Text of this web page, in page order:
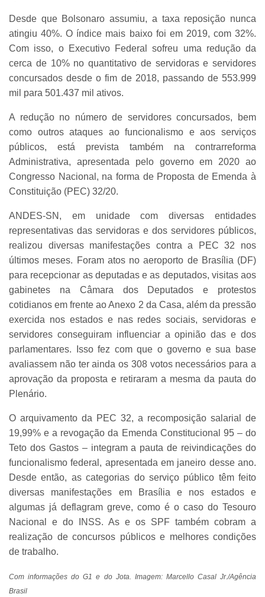
Desde que Bolsonaro assumiu, a taxa reposição nunca
atingiu 40%. O índice mais baixo foi em 2019, com 32%.
Com isso, o Executivo Federal sofreu uma redução da
cerca de 10% no quantitativo de servidoras e servidores
concursados desde o fim de 2018, passando de 553.999
mil para 501.437 mil ativos.
A redução no número de servidores concursados, bem
como outros ataques ao funcionalismo e aos serviços
públicos, está prevista também na contrarreforma
Administrativa, apresentada pelo governo em 2020 ao
Congresso Nacional, na forma de Proposta de Emenda à
Constituição (PEC) 32/20.
ANDES-SN, em unidade com diversas entidades
representativas das servidoras e dos servidores públicos,
realizou diversas manifestações contra a PEC 32 nos
últimos meses. Foram atos no aeroporto de Brasília (DF)
para recepcionar as deputadas e as deputados, visitas aos
gabinetes na Câmara dos Deputados e protestos
cotidianos em frente ao Anexo 2 da Casa, além da pressão
exercida nos estados e nas redes sociais, servidoras e
servidores conseguiram influenciar a opinião das e dos
parlamentares. Isso fez com que o governo e sua base
avaliassem não ter ainda os 308 votos necessários para a
aprovação da proposta e retiraram a mesma da pauta do
Plenário.
O arquivamento da PEC 32, a recomposição salarial de
19,99% e a revogação da Emenda Constitucional 95 – do
Teto dos Gastos – integram a pauta de reivindicações do
funcionalismo federal, apresentada em janeiro desse ano.
Desde então, as categorias do serviço público têm feito
diversas manifestações em Brasília e nos estados e
algumas já deflagram greve, como é o caso do Tesouro
Nacional e do INSS. As e os SPF também cobram a
realização de concursos públicos e melhores condições
de trabalho.
Com informações do G1 e do Jota. Imagem: Marcello Casal Jr./Agência
Brasil